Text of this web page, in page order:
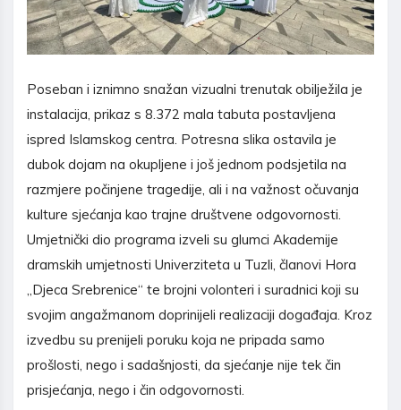
Poseban i iznimno snažan vizualni trenutak obilježila je
instalacija, prikaz s 8.372 mala tabuta postavljena
ispred Islamskog centra. Potresna slika ostavila je
dubok dojam na okupljene i još jednom podsjetila na
razmjere počinjene tragedije, ali i na važnost očuvanja
kulture sjećanja kao trajne društvene odgovornosti.
Umjetnički dio programa izveli su glumci Akademije
dramskih umjetnosti Univerziteta u Tuzli, članovi Hora
„Djeca Srebrenice“ te brojni volonteri i suradnici koji su
svojim angažmanom doprinijeli realizaciji događaja. Kroz
izvedbu su prenijeli poruku koja ne pripada samo
prošlosti, nego i sadašnjosti, da sjećanje nije tek čin
prisjećanja, nego i čin odgovornosti.